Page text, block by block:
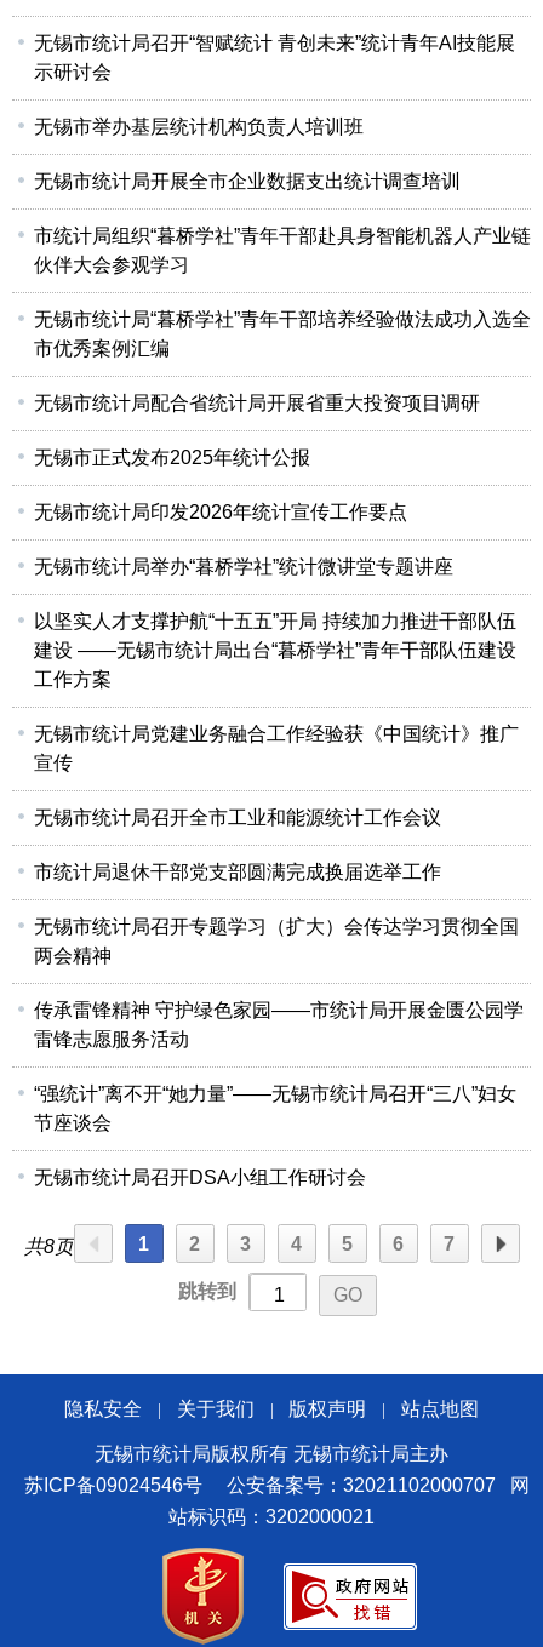
无锡市统计局召开“智赋统计 青创未来”统计青年AI技能展
示研讨会
无锡市举办基层统计机构负责人培训班
无锡市统计局开展全市企业数据支出统计调查培训
市统计局组织“暮桥学社”青年干部赴具身智能机器人产业链
伙伴大会参观学习
无锡市统计局“暮桥学社”青年干部培养经验做法成功入选全
市优秀案例汇编
无锡市统计局配合省统计局开展省重大投资项目调研
无锡市正式发布2025年统计公报
无锡市统计局印发2026年统计宣传工作要点
无锡市统计局举办“暮桥学社”统计微讲堂专题讲座
以坚实人才支撑护航“十五五”开局 持续加力推进干部队伍
建设 ——无锡市统计局出台“暮桥学社”青年干部队伍建设
工作方案
无锡市统计局党建业务融合工作经验获《中国统计》推广
宣传
无锡市统计局召开全市工业和能源统计工作会议
市统计局退休干部党支部圆满完成换届选举工作
无锡市统计局召开专题学习（扩大）会传达学习贯彻全国
两会精神
传承雷锋精神 守护绿色家园——市统计局开展金匮公园学
雷锋志愿服务活动
“强统计”离不开“她力量”——无锡市统计局召开“三八”妇女
节座谈会
无锡市统计局召开DSA小组工作研讨会
共8页 1 2 3 4 5 6 7
跳转到
隐私安全 关于我们 版权声明 站点地图
无锡市统计局版权所有 无锡市统计局主办
苏ICP备09024546号
公安备案号：32021102000707
网
站标识码：3202000021